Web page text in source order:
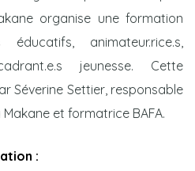
organise une formation
animateur.rice.s,
jeunesse. Cette
Séverine Settier, responsable
et formatrice BAFA.
: